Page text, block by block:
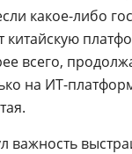
какое-либо
китайскую
всего,
на ИТ-
важность